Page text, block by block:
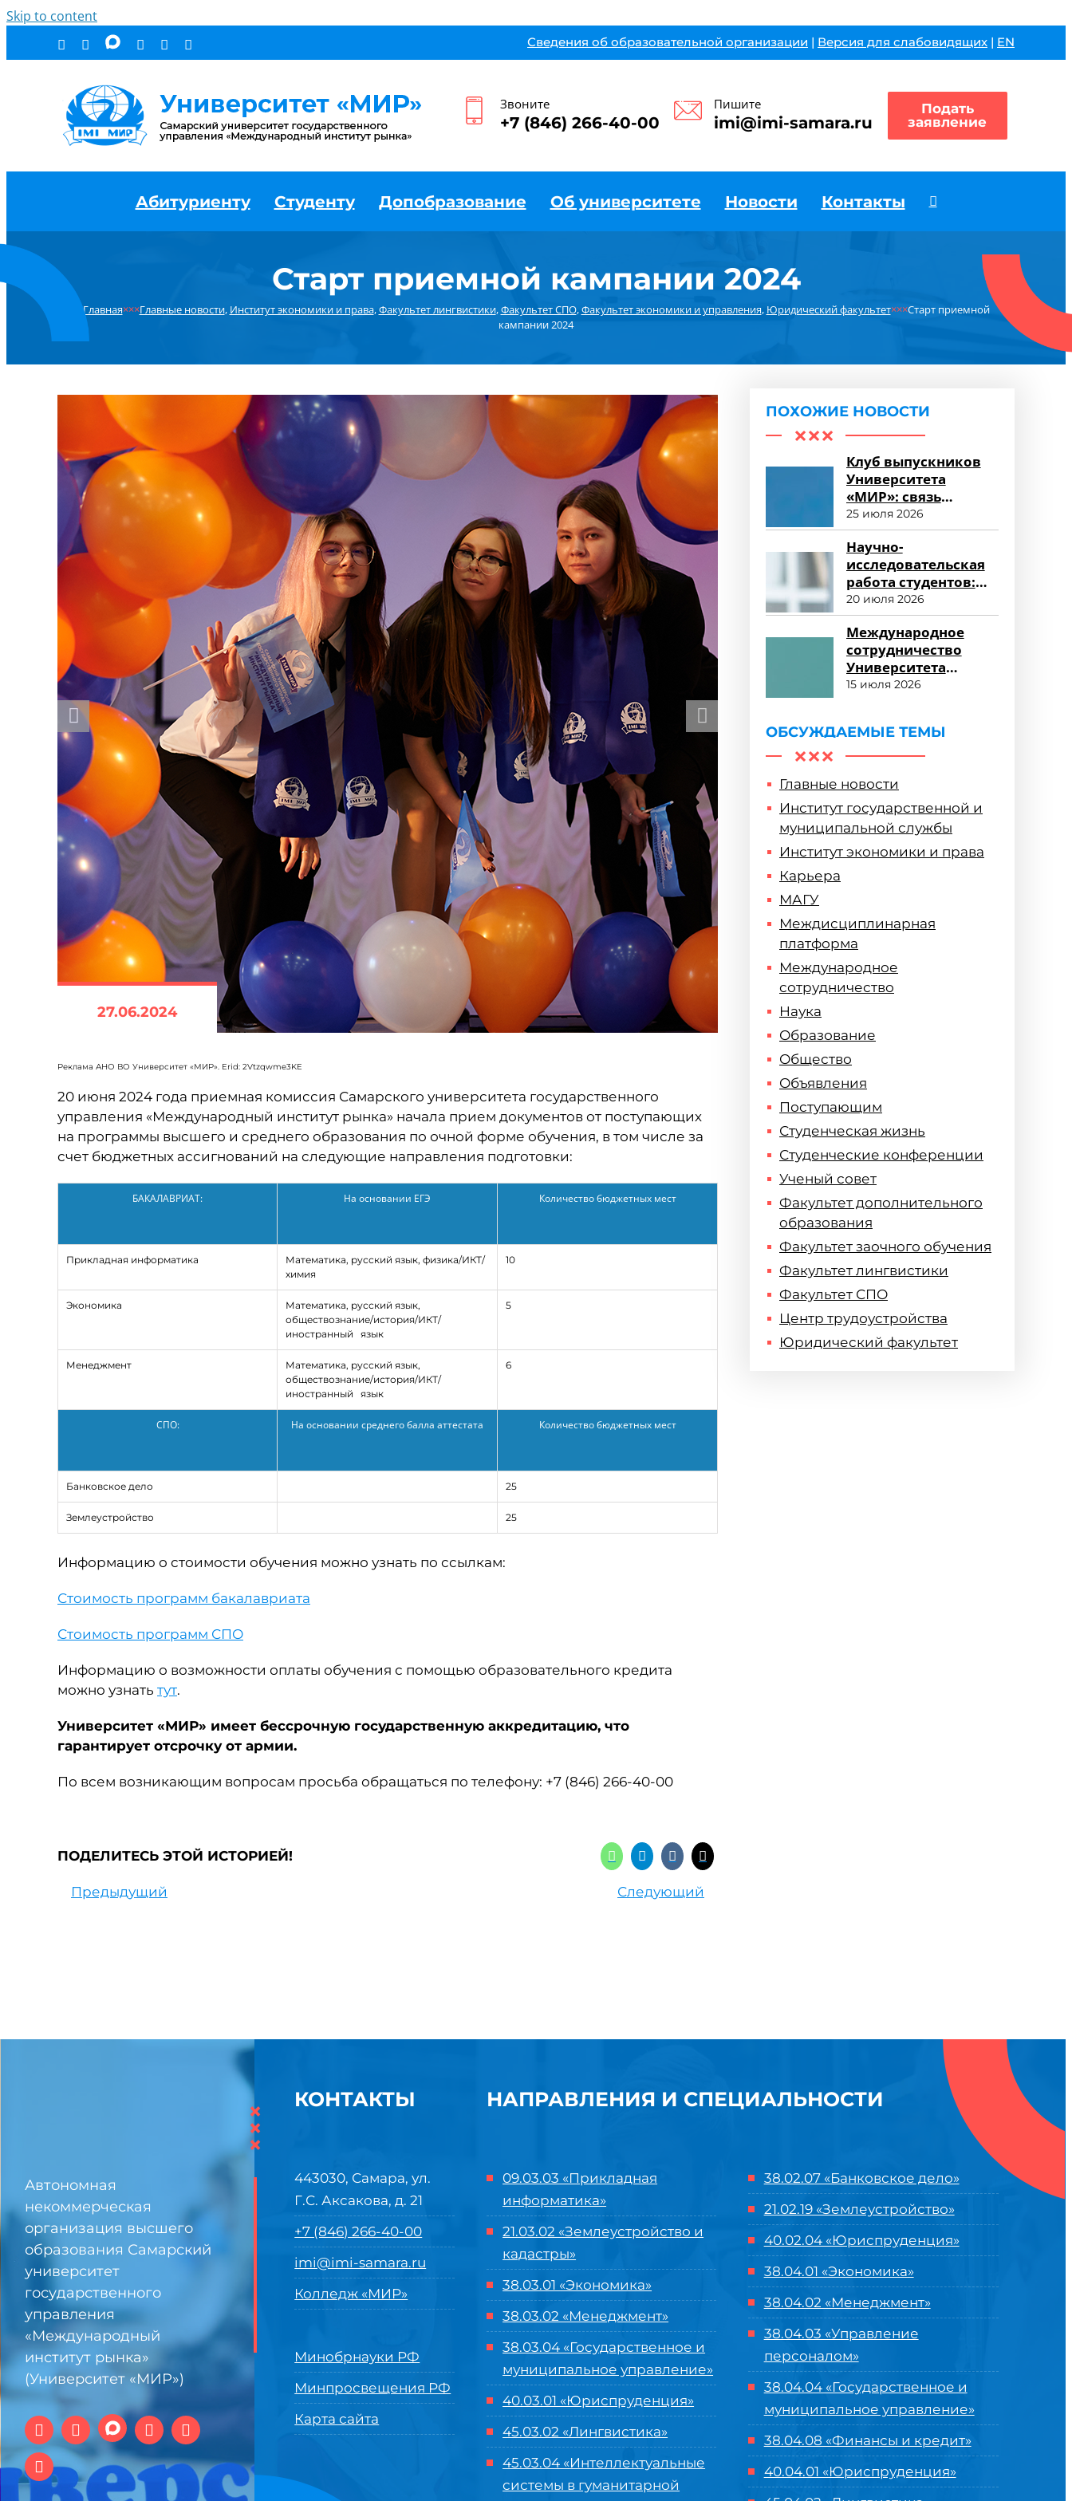
Skip to content
Сведения об образовательной организации | Версия для слабовидящих | EN
Звоните
+7 (846) 266-40-00
Пишите
imi@imi-samara.ru
Подать
заявление
Абитуриенту Студенту Допобразование Об университете Новости Контакты
Старт приемной кампании 2024
Главная×××Главные новости, Институт экономики и права,Факультет лингвистики,Факультет СПО,Факультет экономики и управления, Юридический факультет×××Старт приемной
кампании 2024
27.06.2024
Реклама АНО ВО Университет «МИР». Erid: 2Vtzqwme3KE
20 июня 2024 года приемная комиссия Самарского университета государственного
управления «Международный институт рынка» начала прием документов от поступающих
на программы высшего и среднего образования по очной форме обучения, в том числе за
счет бюджетных ассигнований на следующие направления подготовки:
БАКАЛАВРИАТ: На основании ЕГЭ Количество бюджетных мест
Прикладная информатика
Математика, русский язык, физика/ИКТ/
химия
10
Экономика
Математика, русский язык,
обществознание/история/ИКТ/
иностранный язык
5
Менеджмент
Математика, русский язык,
обществознание/история/ИКТ/
иностранный язык
6
СПО: На основании среднего балла аттестата Количество бюджетных мест
Банковское дело 25
Землеустройство 25
Информацию о стоимости обучения можно узнать по ссылкам:
Стоимость программ бакалавриата
Стоимость программ СПО
Информацию о возможности оплаты обучения с помощью образовательного кредита
можно узнать тут.
Университет «МИР» имеет бессрочную государственную аккредитацию, что
гарантирует отсрочку от армии.
По всем возникающим вопросам просьба обращаться по телефону: +7 (846) 266-40-00
ПОДЕЛИТЕСЬ ЭТОЙ ИСТОРИЕЙ!
Предыдущий Следующий
ПОХОЖИЕ НОВОСТИ
Клуб выпускников
Университета
«МИР»: связь
поколений и
карьерные
возможности
25 июля 2026
Научно-
исследовательская
работа студентов:
возможности для
развития
20 июля 2026
Международное
сотрудничество
Университета
«МИР»: новые
15 июля 2026
ОБСУЖДАЕМЫЕ ТЕМЫ
Главные новости
Институт государственной и
муниципальной службы
Институт экономики и права
Карьера
МАГУ
Междисциплинарная
платформа
Международное
сотрудничество
Наука
Образование
Общество
Объявления
Поступающим
Студенческая жизнь
Студенческие конференции
Ученый совет
Факультет дополнительного
образования
Факультет заочного обучения
Факультет лингвистики
Факультет СПО
Центр трудоустройства
Юридический факультет
Автономная
некоммерческая
организация высшего
образования Самарский
университет
государственного
управления
«Международный
институт рынка»
(Университет «МИР»)
×
×
×
КОНТАКТЫ
443030, Самара, ул.
Г.С. Аксакова, д. 21
+7 (846) 266-40-00
imi@imi-samara.ru
Колледж «МИР»
Минобрнауки РФ
Минпросвещения РФ
Карта сайта
НАПРАВЛЕНИЯ И СПЕЦИАЛЬНОСТИ
09.03.03 «Прикладная
информатика»
21.03.02 «Землеустройство и
кадастры»
38.03.01 «Экономика»
38.03.02 «Менеджмент»
38.03.04 «Государственное и
муниципальное управление»
40.03.01 «Юриспруденция»
45.03.02 «Лингвистика»
45.03.04 «Интеллектуальные
системы в гуманитарной
38.02.07 «Банковское дело»
21.02.19 «Землеустройство»
40.02.04 «Юриспруденция»
38.04.01 «Экономика»
38.04.02 «Менеджмент»
38.04.03 «Управление
персоналом»
38.04.04 «Государственное и
муниципальное управление»
38.04.08 «Финансы и кредит»
40.04.01 «Юриспруденция»